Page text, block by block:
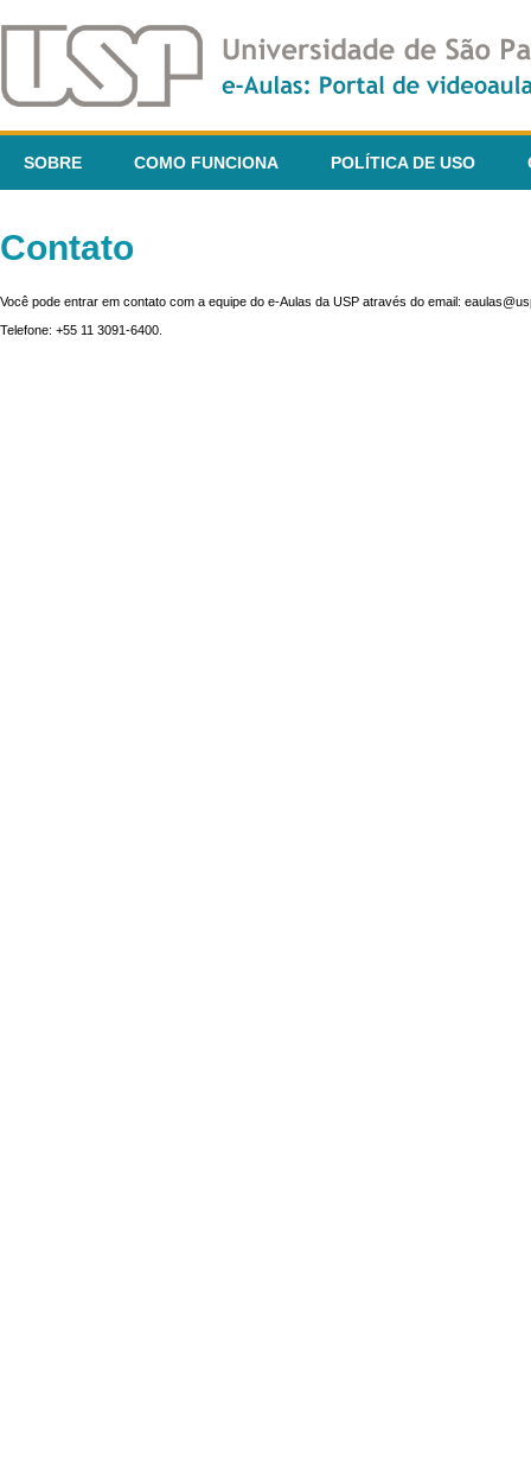
SOBRE COMO FUNCIONA POLÍTICA DE USO
Contato
Você pode entrar em contato com a equipe do e-Aulas da USP através do email:
Telefone: +55 11 3091-6400.